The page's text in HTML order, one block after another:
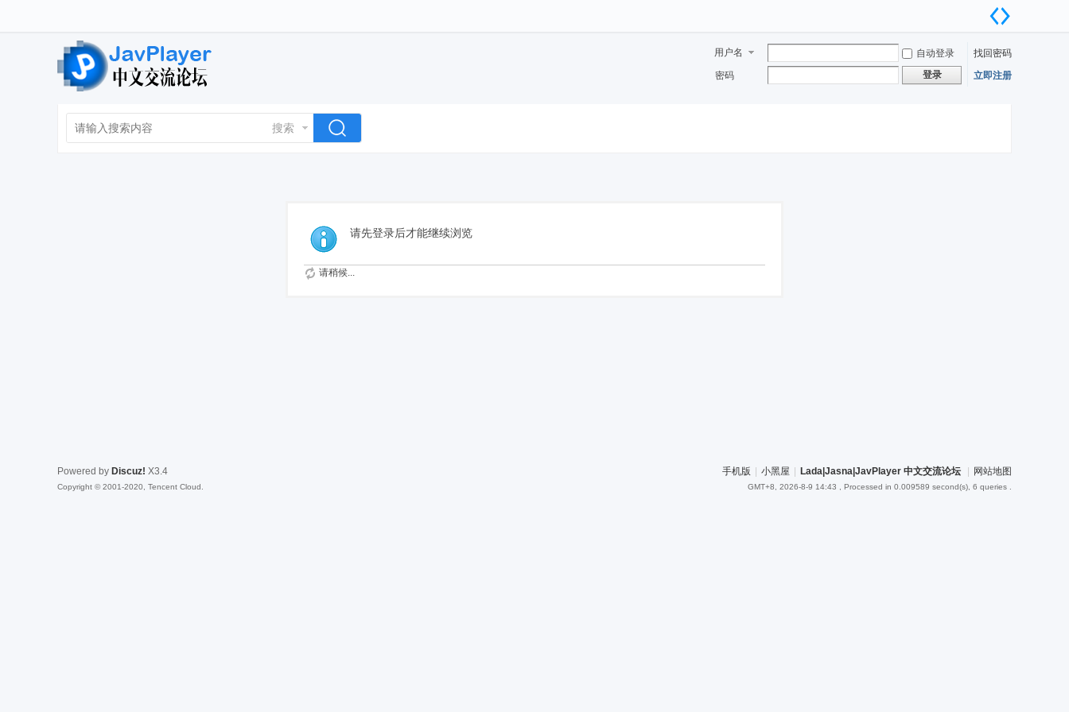
用户名 自动登录
找回密码
密码
登录 立即注册
搜索
请先登录后才能继续浏览
请稍候...
手机版 小黑屋 Lada|Jasna|JavPlayer 中文交流论坛 网站地图
GMT+8, 2026-8-9 14:43 , Processed in 0.009589 second(s), 6 queries .
Powered by Discuz! X3.4
Copyright © 2001-2020, Tencent Cloud.